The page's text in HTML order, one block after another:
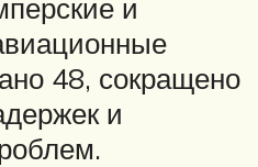
и
48, сокращено
и